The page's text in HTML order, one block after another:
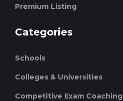
Premium Listing
Categories
Schools
Colleges & Universities
Competitive Exam Coaching